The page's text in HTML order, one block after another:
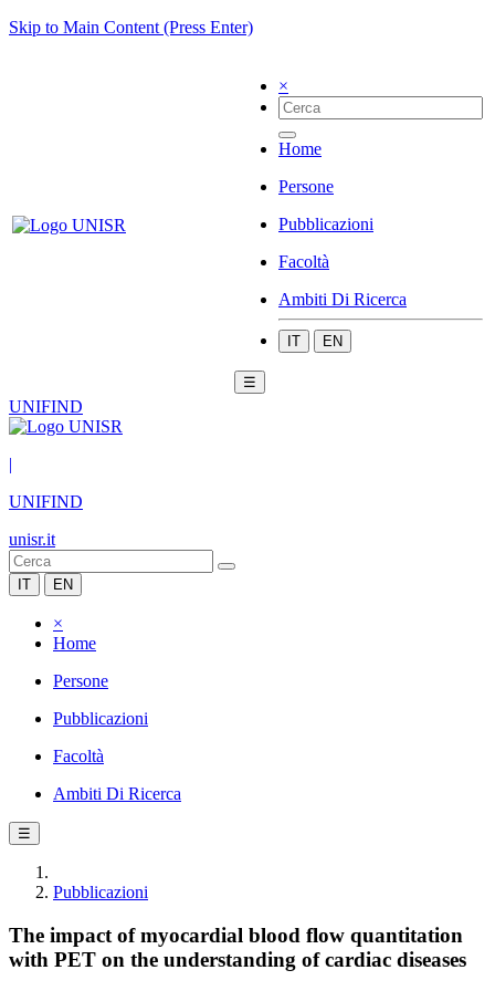
Skip to Main Content (Press Enter)
×
Home
Persone
Pubblicazioni
Facoltà
Ambiti Di Ricerca
IT EN
☰
UNIFIND
|
UNIFIND
unisr.it
IT EN
×
Home
Persone
Pubblicazioni
Facoltà
Ambiti Di Ricerca
☰
Pubblicazioni
The impact of myocardial blood flow quantitation
with PET on the understanding of cardiac diseases